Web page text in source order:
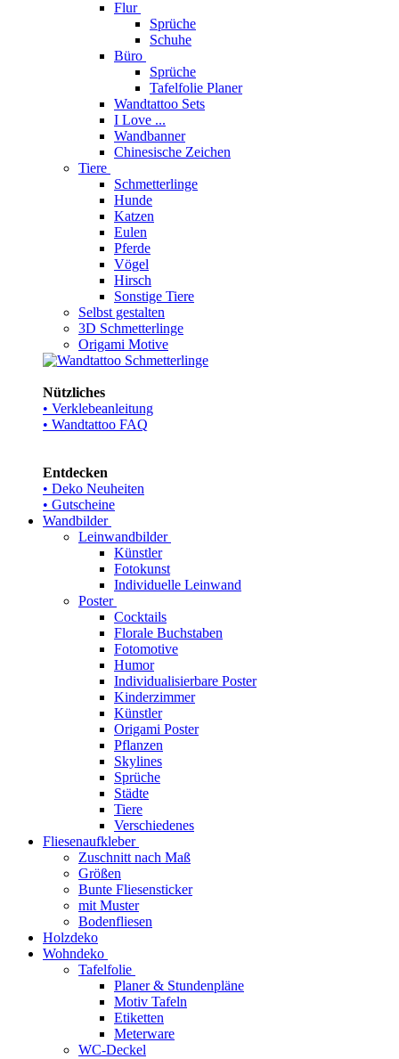
Flur
Sprüche
Schuhe
Büro
Sprüche
Tafelfolie Planer
Wandtattoo Sets
I Love ...
Wandbanner
Chinesische Zeichen
Tiere
Schmetterlinge
Hunde
Katzen
Eulen
Pferde
Vögel
Hirsch
Sonstige Tiere
Selbst gestalten
3D Schmetterlinge
Origami Motive
Nützliches
• Verklebeanleitung
• Wandtattoo FAQ
Entdecken
• Deko Neuheiten
• Gutscheine
Wandbilder
Leinwandbilder
Künstler
Fotokunst
Individuelle Leinwand
Poster
Cocktails
Florale Buchstaben
Fotomotive
Humor
Individualisierbare Poster
Kinderzimmer
Künstler
Origami Poster
Pflanzen
Skylines
Sprüche
Städte
Tiere
Verschiedenes
Fliesenaufkleber
Zuschnitt nach Maß
Größen
Bunte Fliesensticker
mit Muster
Bodenfliesen
Holzdeko
Wohndeko
Tafelfolie
Planer & Stundenpläne
Motiv Tafeln
Etiketten
Meterware
WC-Deckel